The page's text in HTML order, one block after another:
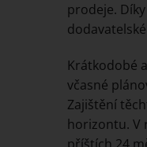
prodeje.
Krátkodobé
včasné
Zajištění
horizontu. V